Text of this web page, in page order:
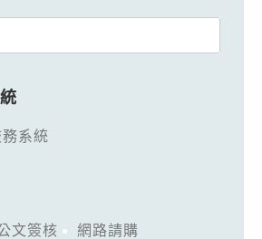
系統
文簽核
網路請購